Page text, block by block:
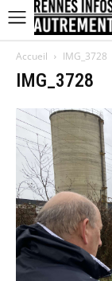
Accueil IMG_3728
IMG_3728